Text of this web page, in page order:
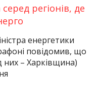
регіонів, де
енергетики
повідомив, що
них – Харківщина)